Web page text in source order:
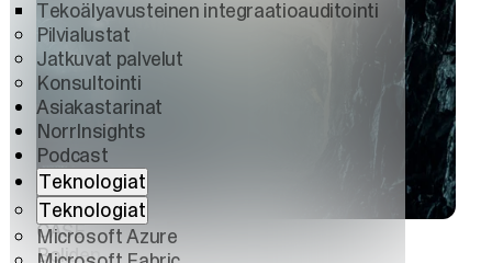
Tekoälyavusteinen integraatioauditointi
Pilvialustat
Jatkuvat palvelut
Konsultointi
Asiakastarinat
NorrInsights
Podcast
Teknologiat
Teknologiat
Microsoft Azure
CASE
Boliden